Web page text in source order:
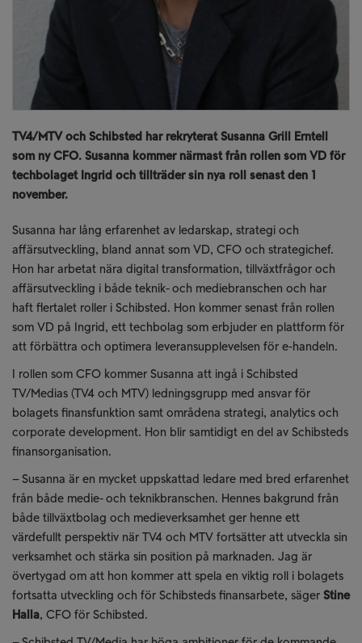
TV4/MTV och Schibsted har rekryterat Susanna Grill Erntell
som ny CFO. Susanna kommer närmast från rollen som VD för
techbolaget Ingrid och tillträder sin nya roll senast den 1
november.
Susanna har lång erfarenhet av ledarskap, strategi och
affärsutveckling, bland annat som VD, CFO och strategichef.
Hon har arbetat nära digital transformation, tillväxtfrågor och
affärsutveckling i både teknik- och mediebranschen och har
haft flertalet roller i Schibsted. Hon kommer senast från rollen
som VD på Ingrid, ett techbolag som erbjuder en plattform för
att förbättra och optimera leveransupplevelsen för e-handeln.
I rollen som CFO kommer Susanna att ingå i Schibsted
TV/Medias (TV4 och MTV) ledningsgrupp med ansvar för
bolagets finansfunktion samt områdena strategi, analytics och
corporate development. Hon blir samtidigt en del av Schibsteds
finansorganisation.
– Susanna är en mycket uppskattad ledare med bred erfarenhet
från både medie- och teknikbranschen. Hennes bakgrund från
både tillväxtbolag och medieverksamhet ger henne ett
värdefullt perspektiv när TV4 och MTV fortsätter att utveckla sin
verksamhet och stärka sin position på marknaden. Jag är
övertygad om att hon kommer att spela en viktig roll i bolagets
fortsatta utveckling och för Schibsteds finansarbete, säger Stine
Halla, CFO för Schibsted.